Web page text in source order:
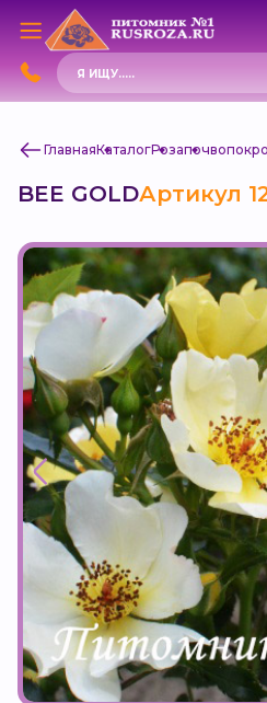
Поиск
товаров
ГлавнаяКаталогРоза
BEE GOLDАртикул